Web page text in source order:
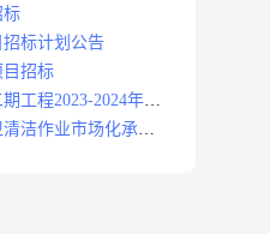
标
标计划公告
目招标
工程2023-2024年度
告洁作业市场化承包